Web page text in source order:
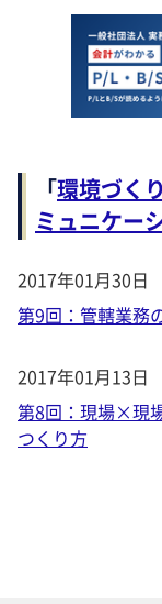
「環境づく
ミュニケー
2017年01月30日
第9回：管轄業務
2017年01月13日
第8回：現場×現
つくり方